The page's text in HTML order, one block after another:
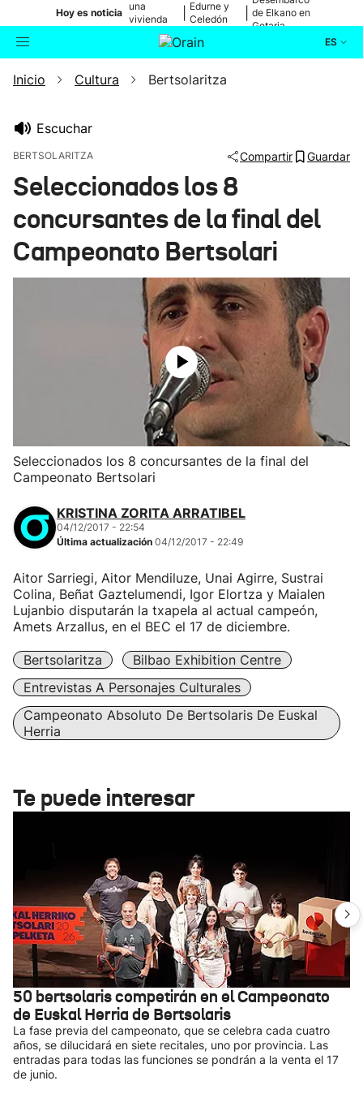
Hoy es noticia
una
vivienda
de Bilbao
Edurne y
Celedón
de Elkano en
Getaria
ES
Buscador Actualidad
Ikusmiran
Eguraldia
Inicio Cultura Bertsolaritza
Escuchar
BERTSOLARITZA Compartir Guardar
Seleccionados los 8
concursantes de la final del
Campeonato Bertsolari
Seleccionados los 8 concursantes de la final del
Campeonato Bertsolari
KRISTINA ZORITA ARRATIBEL
04/12/2017 - 22:54
Última actualización 04/12/2017 - 22:49
Aitor Sarriegi, Aitor Mendiluze, Unai Agirre, Sustrai
Colina, Beñat Gaztelumendi, Igor Elortza y Maialen
Lujanbio disputarán la txapela al actual campeón,
Amets Arzallus, en el BEC el 17 de diciembre.
Bertsolaritza
Bilbao Exhibition Centre
Entrevistas A Personajes Culturales
Campeonato Absoluto De Bertsolaris De Euskal
Herria
Te puede interesar
50 bertsolaris competirán en el Campeonato
de Euskal Herria de Bertsolaris
La fase previa del campeonato, que se celebra cada cuatro
años, se dilucidará en siete recitales, uno por provincia. Las
entradas para todas las funciones se pondrán a la venta el 17
de junio.